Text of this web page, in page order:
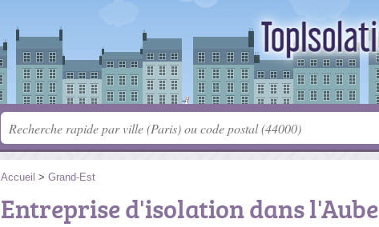
Accueil > Grand-Est
Entreprise d'isolation dans l'Aube